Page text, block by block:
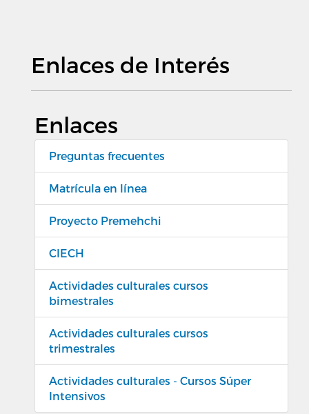
Enlaces de Interés
Enlaces
Preguntas frecuentes
Matrícula en línea
Proyecto Premehchi
CIECH
Actividades culturales cursos
bimestrales
Actividades culturales cursos
trimestrales
Actividades culturales - Cursos Súper
Intensivos